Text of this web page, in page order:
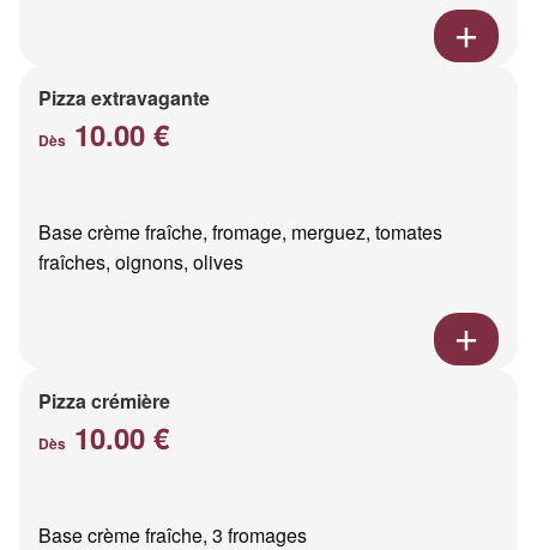
Pizza extravagante
Dès 10.00 €
Base crème fraîche, fromage, merguez, tomates
fraîches, oignons, olives
Pizza crémière
Dès 10.00 €
Base crème fraîche, 3 fromages